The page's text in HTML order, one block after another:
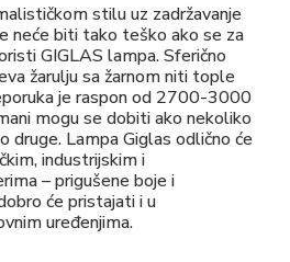
stilu uz zadržavanje
neće biti tako teško ako se za
GIGLAS lampa. Sferično
žarulju sa žarnom niti tople
je raspon od 2700-3000
mogu se dobiti ako nekoliko
druge. Lampa Giglas odlično će
industrijskim i
– prigušene boje i
će pristajati i u
uređenjima.